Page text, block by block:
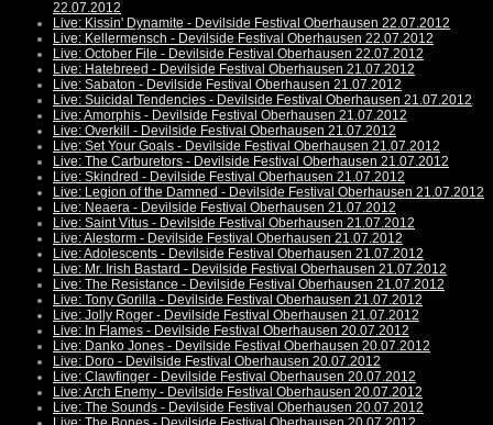
22.07.2012
Live: Kissin' Dynamite - Devilside Festival Oberhausen 22.07.2012
Live: Kellermensch - Devilside Festival Oberhausen 22.07.2012
Live: October File - Devilside Festival Oberhausen 22.07.2012
Live: Hatebreed - Devilside Festival Oberhausen 21.07.2012
Live: Sabaton - Devilside Festival Oberhausen 21.07.2012
Live: Suicidal Tendencies - Devilside Festival Oberhausen 21.07.2012
Live: Amorphis - Devilside Festival Oberhausen 21.07.2012
Live: Overkill - Devilside Festival Oberhausen 21.07.2012
Live: Set Your Goals - Devilside Festival Oberhausen 21.07.2012
Live: The Carburetors - Devilside Festival Oberhausen 21.07.2012
Live: Skindred - Devilside Festival Oberhausen 21.07.2012
Live: Legion of the Damned - Devilside Festival Oberhausen 21.07.2012
Live: Neaera - Devilside Festival Oberhausen 21.07.2012
Live: Saint Vitus - Devilside Festival Oberhausen 21.07.2012
Live: Alestorm - Devilside Festival Oberhausen 21.07.2012
Live: Adolescents - Devilside Festival Oberhausen 21.07.2012
Live: Mr. Irish Bastard - Devilside Festival Oberhausen 21.07.2012
Live: The Resistance - Devilside Festival Oberhausen 21.07.2012
Live: Tony Gorilla - Devilside Festival Oberhausen 21.07.2012
Live: Jolly Roger - Devilside Festival Oberhausen 21.07.2012
Live: In Flames - Devilside Festival Oberhausen 20.07.2012
Live: Danko Jones - Devilside Festival Oberhausen 20.07.2012
Live: Doro - Devilside Festival Oberhausen 20.07.2012
Live: Clawfinger - Devilside Festival Oberhausen 20.07.2012
Live: Arch Enemy - Devilside Festival Oberhausen 20.07.2012
Live: The Sounds - Devilside Festival Oberhausen 20.07.2012